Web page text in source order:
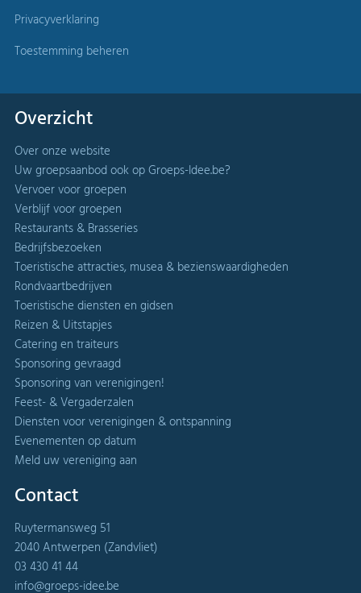
Privacyverklaring
Toestemming beheren
Overzicht
Over onze website
Uw groepsaanbod ook op Groeps-Idee.be?
Vervoer voor groepen
Verblijf voor groepen
Restaurants & Brasseries
Bedrijfsbezoeken
Toeristische attracties, musea & bezienswaardigheden
Rondvaartbedrijven
Toeristische diensten en gidsen
Reizen & Uitstapjes
Catering en traiteurs
Sponsoring gevraagd
Sponsoring van verenigingen!
Feest- & Vergaderzalen
Diensten voor verenigingen & ontspanning
Evenementen op datum
Meld uw vereniging aan
Contact
Ruytermansweg 51
2040 Antwerpen (Zandvliet)
03 430 41 44
info@groeps-idee.be